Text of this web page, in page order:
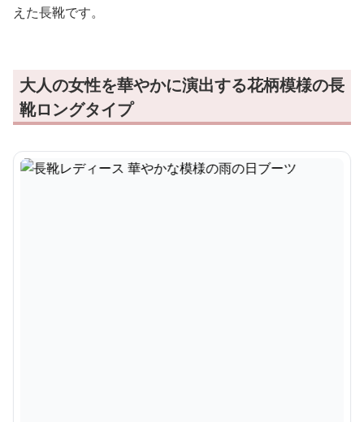
えた長靴です。
大人の女性を華やかに演出する花柄模様の長
靴ロングタイプ